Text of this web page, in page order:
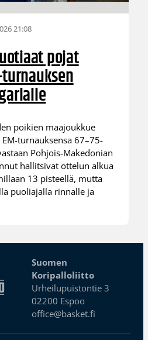
21:08
pojat
poikien maajoukkue
turnauksensa 67–75-
Pohjois-Makedonian
hallitsivat ottelun alkua
13 pisteellä, mutta
puoliajalla rinnalle ja
Suomen
Koripalloliitto
Urheilupuistontie 3
02200 Espoo
office@basket.fi